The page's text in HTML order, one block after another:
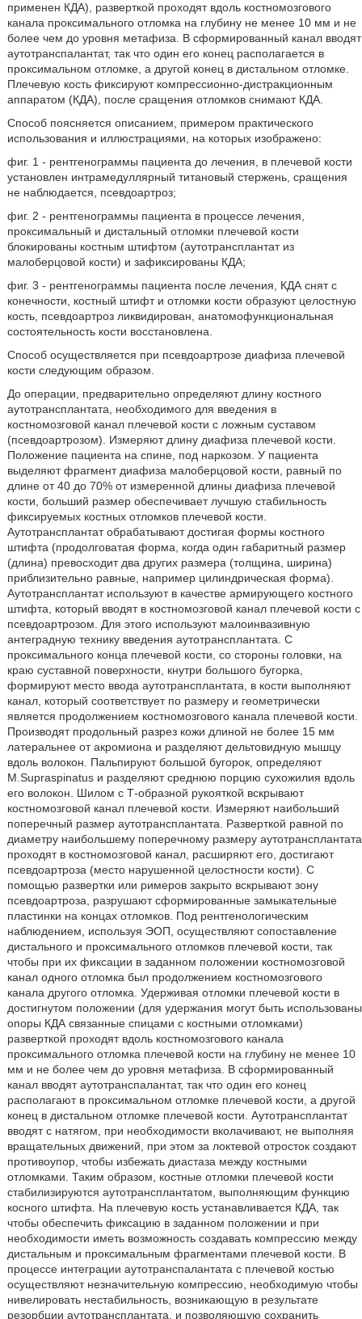
применен КДА), разверткой проходят вдоль костномозгового
канала проксимального отломка на глубину не менее 10 мм и не
более чем до уровня метафиза. В сформированный канал вводят
аутотранспалантат, так что один его конец располагается в
проксимальном отломке, а другой конец в дистальном отломке.
Плечевую кость фиксируют компрессионно-дистракционным
аппаратом (КДА), после сращения отломков снимают КДА.
Способ поясняется описанием, примером практического
использования и иллюстрациями, на которых изображено:
фиг. 1 - рентгенограммы пациента до лечения, в плечевой кости
установлен интрамедуллярный титановый стержень, сращения
не наблюдается, псевдоартроз;
фиг. 2 - рентгенограммы пациента в процессе лечения,
проксимальный и дистальный отломки плечевой кости
блокированы костным штифтом (аутотрансплантат из
малоберцовой кости) и зафиксированы КДА;
фиг. 3 - рентгенограммы пациента после лечения, КДА снят с
конечности, костный штифт и отломки кости образуют целостную
кость, псевдоартроз ликвидирован, анатомофункциональная
состоятельность кости восстановлена.
Способ осуществляется при псевдоартрозе диафиза плечевой
кости следующим образом.
До операции, предварительно определяют длину костного
аутотрансплантата, необходимого для введения в
костномозговой канал плечевой кости с ложным суставом
(псевдоартрозом). Измеряют длину диафиза плечевой кости.
Положение пациента на спине, под наркозом. У пациента
выделяют фрагмент диафиза малоберцовой кости, равный по
длине от 40 до 70% от измеренной длины диафиза плечевой
кости, больший размер обеспечивает лучшую стабильность
фиксируемых костных отломков плечевой кости.
Аутотрансплантат обрабатывают достигая формы костного
штифта (продолговатая форма, когда один габаритный размер
(длина) превосходит два других размера (толщина, ширина)
приблизительно равные, например цилиндрическая форма).
Аутотрансплантат используют в качестве армирующего костного
штифта, который вводят в костномозговой канал плечевой кости с
псевдоартрозом. Для этого используют малоинвазивную
антеградную технику введения аутотрансплантата. С
проксимального конца плечевой кости, со стороны головки, на
краю суставной поверхности, кнутри большого бугорка,
формируют место ввода аутотрансплантата, в кости выполняют
канал, который соответствует по размеру и геометрически
является продолжением костномозгового канала плечевой кости.
Производят продольный разрез кожи длиной не более 15 мм
латеральнее от акромиона и разделяют дельтовидную мышцу
вдоль волокон. Пальпируют большой бугорок, определяют
M.Supraspinatus и разделяют среднюю порцию сухожилия вдоль
его волокон. Шилом с Т-образной рукояткой вскрывают
костномозговой канал плечевой кости. Измеряют наибольший
поперечный размер аутотрансплантата. Разверткой равной по
диаметру наибольшему поперечному размеру аутотрансплантата
проходят в костномозговой канал, расширяют его, достигают
псевдоартроза (место нарушенной целостности кости). С
помощью развертки или римеров закрыто вскрывают зону
псевдоартроза, разрушают сформированные замыкательные
пластинки на концах отломков. Под рентгенологическим
наблюдением, используя ЭОП, осуществляют сопоставление
дистального и проксимального отломков плечевой кости, так
чтобы при их фиксации в заданном положении костномозговой
канал одного отломка был продолжением костномозгового
канала другого отломка. Удерживая отломки плечевой кости в
достигнутом положении (для удержания могут быть использованы
опоры КДА связанные спицами с костными отломками)
разверткой проходят вдоль костномозгового канала
проксимального отломка плечевой кости на глубину не менее 10
мм и не более чем до уровня метафиза. В сформированный
канал вводят аутотранспалантат, так что один его конец
располагают в проксимальном отломке плечевой кости, а другой
конец в дистальном отломке плечевой кости. Аутотрансплантат
вводят с натягом, при необходимости вколачивают, не выполняя
вращательных движений, при этом за локтевой отросток создают
противоупор, чтобы избежать диастаза между костными
отломками. Таким образом, костные отломки плечевой кости
стабилизируются аутотрансплантатом, выполняющим функцию
косного штифта. На плечевую кость устанавливается КДА, так
чтобы обеспечить фиксацию в заданном положении и при
необходимости иметь возможность создавать компрессию между
дистальным и проксимальным фрагментами плечевой кости. В
процессе интеграции аутотранспалантата с плечевой костью
осуществляют незначительную компрессию, необходимую чтобы
нивелировать нестабильность, возникающую в результате
резорбции аутотрансплантата, и позволяющую сохранить